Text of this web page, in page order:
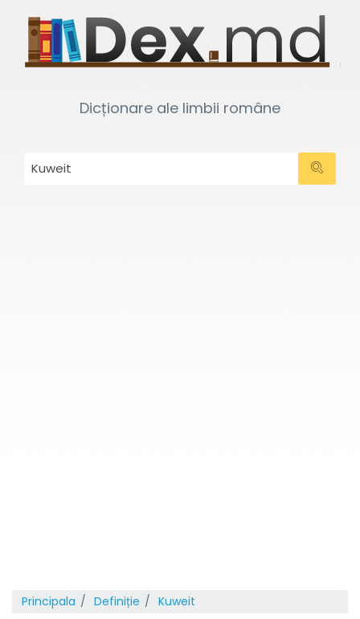
Dicționare ale limbii române
Principala Definiție Kuweit